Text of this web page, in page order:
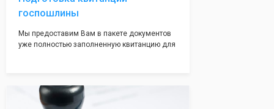
госпошлины
Мы предоставим Вам в пакете документов
уже полностью заполненную квитанцию для
посредственно в налоговой инспекции при
подаче документов на регистрацию.